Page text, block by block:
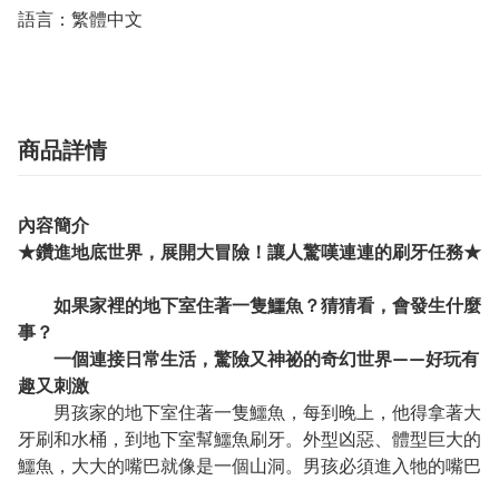
語言：繁體中文
商品詳情
內容簡介
★鑽進地底世界，展開大冒險！讓人驚嘆連連的刷牙任務★
如果家裡的地下室住著一隻鱷魚？猜猜看，會發生什麼
事？
一個連接日常生活，驚險又神祕的奇幻世界——好玩有
趣又刺激
男孩家的地下室住著一隻鱷魚，每到晚上，他得拿著大
牙刷和水桶，到地下室幫鱷魚刷牙。外型凶惡、體型巨大的
鱷魚，大大的嘴巴就像是一個山洞。男孩必須進入牠的嘴巴